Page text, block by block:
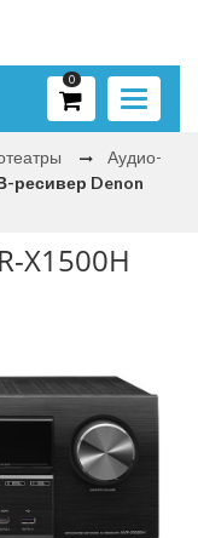
Toggle
0
Аудио-
ресивер Denon
X1500H